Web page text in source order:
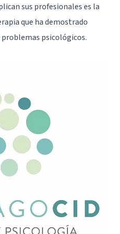
sus profesionales es la
que ha demostrado
psicológicos.